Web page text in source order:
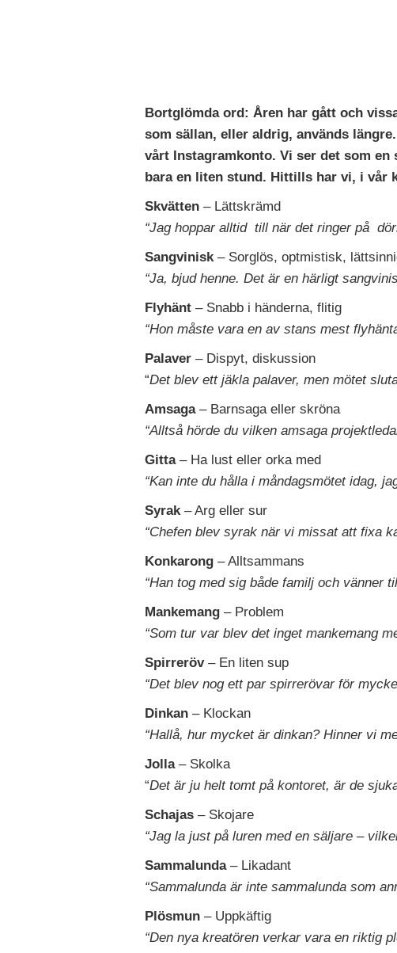
Bortglömda ord:Åren har gått och
som sällan, eller aldrig, används
vårt Instagramkonto. Vi ser det som
bara en liten stund. Hittills har vi, i vår
Skvätten– Lättskrämd
“Jag hoppar alltid till när det ringer på
Sangvinisk– Sorglös, optmistisk,
“Ja, bjud henne. Det är en härligt
Flyhänt – Snabb i händerna, flitig
“Hon måste vara en av stans mest
Palaver – Dispyt, diskussion
“Det blev ett jäkla palaver, men mötet
Amsaga– Barnsaga eller skröna
“Alltså hörde du vilken amsaga
Gitta– Ha lust eller orka med
“Kan inte du hålla i måndagsmötet idag,
Syrak– Arg eller sur
“Chefen blev syrak när vi missat att fixa
Konkarong – Alltsammans
“Han tog med sig både familj och vänner
Mankemang – Problem
“Som tur var blev det inget mankemang
Spirreröv– En liten sup
“Det blev nog ett par spirrerövar för
Dinkan – Klockan
“Hallå, hur mycket är dinkan? Hinner vi
Jolla– Skolka
“Det är ju helt tomt på kontoret, är de
Schajas – Skojare
“Jag la just på luren med en säljare –
Sammalunda– Likadant
“Sammalunda är inte sammalunda som
Plösmun – Uppkäftig
“Den nya kreatören verkar vara en riktig